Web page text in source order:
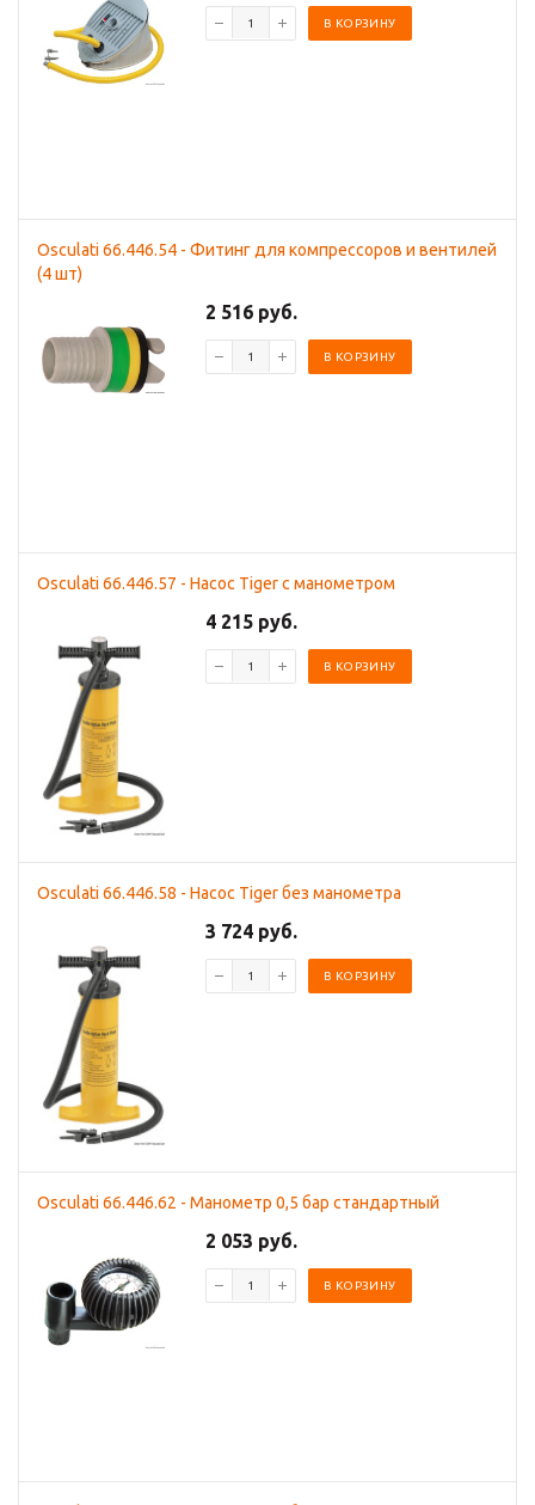
В КОРЗИНУ
Osculati 66.446.54 - Фитинг для компрессоров и вентилей
(4 шт)
2 516 руб.
В КОРЗИНУ
Osculati 66.446.57 - Насос Tiger с манометром
4 215 руб.
В КОРЗИНУ
Osculati 66.446.58 - Насос Tiger без манометра
3 724 руб.
В КОРЗИНУ
Osculati 66.446.62 - Манометр 0,5 бар стандартный
2 053 руб.
В КОРЗИНУ